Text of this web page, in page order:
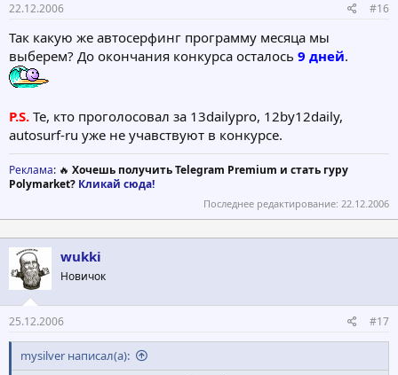
22.12.2006 #16
Так какую же автосерфинг программу месяца мы
выберем? До окончания конкурса осталось 9 дней.
P.S. Те, кто проголосовал за 13dailypro, 12by12daily,
autosurf-ru уже не учавствуют в конкурсе.
Реклама: 🔥 Хочешь получить Telegram Premium и стать гуру
Polymarket? Кликай сюда!
Последнее редактирование: 22.12.2006
wukki
Новичок
25.12.2006 #17
mysilver написал(а):